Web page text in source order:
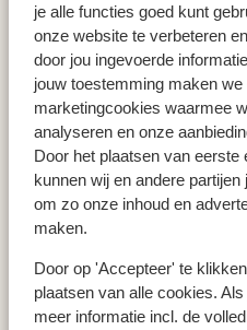
je alle functies goed kunt
onze website te verbeteren
door jou ingevoerde
jouw toestemming maken
marketingcookies waarmee
analyseren en onze
Door het plaatsen van eerste
kunnen wij en andere
om zo onze inhoud en
maken.
Door op 'Accepteer' te
plaatsen van alle cookies.
meer informatie incl. de
Vakantie
Vakantie
Type